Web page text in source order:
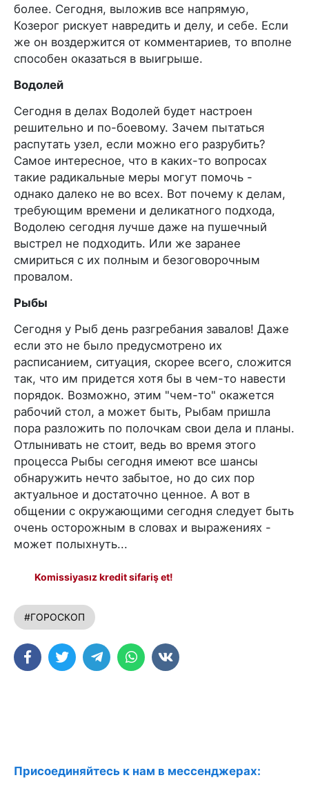
более. Сегодня, выложив все напрямую,
Козерог рискует навредить и делу, и себе. Если
же он воздержится от комментариев, то вполне
способен оказаться в выигрыше.
Водолей
Сегодня в делах Водолей будет настроен
решительно и по-боевому. Зачем пытаться
распутать узел, если можно его разрубить?
Самое интересное, что в каких-то вопросах
такие радикальные меры могут помочь -
однако далеко не во всех. Вот почему к делам,
требующим времени и деликатного подхода,
Водолею сегодня лучше даже на пушечный
выстрел не подходить. Или же заранее
смириться с их полным и безоговорочным
провалом.
Рыбы
Сегодня у Рыб день разгребания завалов! Даже
если это не было предусмотрено их
расписанием, ситуация, скорее всего, сложится
так, что им придется хотя бы в чем-то навести
порядок. Возможно, этим "чем-то" окажется
рабочий стол, а может быть, Рыбам пришла
пора разложить по полочкам свои дела и планы.
Отлынивать не стоит, ведь во время этого
процесса Рыбы сегодня имеют все шансы
обнаружить нечто забытое, но до сих пор
актуальное и достаточно ценное. А вот в
общении с окружающими сегодня следует быть
очень осторожным в словах и выражениях -
может полыхнуть...
Komissiyasız kredit sifariş et!
#ГОРОСКОП
Присоединяйтесь к нам в мессенджерах: